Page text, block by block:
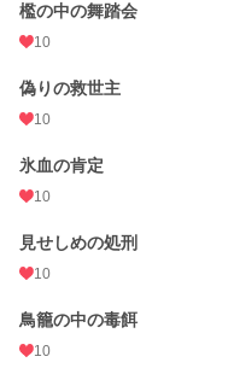
累計ポイント
檻の中の舞踏会
10
偽りの救世主
10
氷血の肯定
10
見せしめの処刑
10
鳥籠の中の毒餌
10